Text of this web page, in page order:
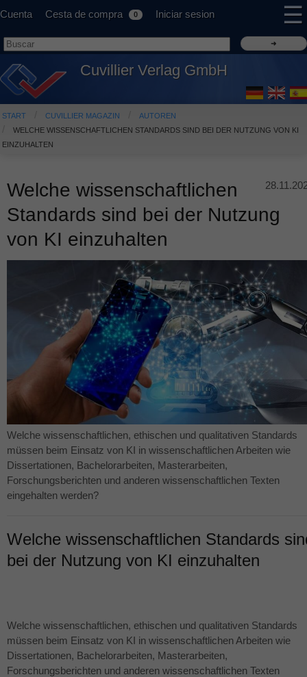
Cuenta Cesta de compra 0 Iniciar sesion ☰
Cuvillier Verlag GmbH
START CUVILLIER MAGAZIN
AUTOREN
WELCHE WISSENSCHAFTLICHEN STANDARDS SIND BEI DER NUTZUNG VON KI
EINZUHALTEN
Welche wissenschaftlichen
Standards sind bei der Nutzung
von KI einzuhalten
Welche wissenschaftlichen, ethischen und qualitativen Standards
müssen beim Einsatz von KI in wissenschaftlichen Arbeiten wie
Dissertationen, Bachelorarbeiten, Masterarbeiten,
Forschungsberichten und anderen wissenschaftlichen Texten
eingehalten werden?
Welche wissenschaftlichen Standards
bei der Nutzung von KI einzuhalten
Welche wissenschaftlichen, ethischen und qualitativen Standards
müssen beim Einsatz von KI in wissenschaftlichen Arbeiten wie
Dissertationen, Bachelorarbeiten, Masterarbeiten,
Forschungsberichten und anderen wissenschaftlichen Texten